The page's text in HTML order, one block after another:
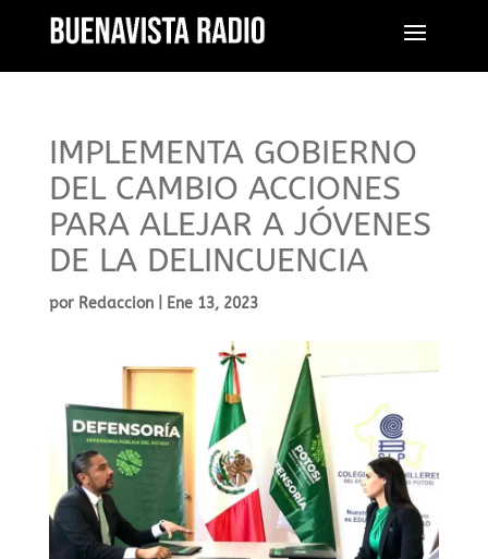
IMPLEMENTA GOBIERNO
DEL CAMBIO ACCIONES
PARA ALEJAR A JÓVENES
DE LA DELINCUENCIA
por Redaccion| Ene 13, 2023